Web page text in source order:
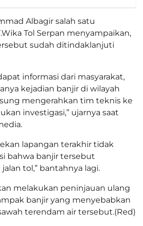
Albagir salah satu
Tol Serpan menyampaikan,
sudah ditindaklanjuti
informasi dari masyarakat,
kejadian banjir di wilayah
mengerahkan tim teknis ke
investigasi,” ujarnya saat
lapangan terakhir tidak
bahwa banjir tersebut
tol,” bantahnya lagi.
melakukan peninjauan ulang
banjir yang menyebabkan
terendam air tersebut.(Red)